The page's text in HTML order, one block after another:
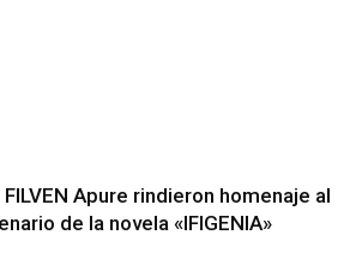
FILVEN Apure rindieron homenaje al
de la novela «IFIGENIA»